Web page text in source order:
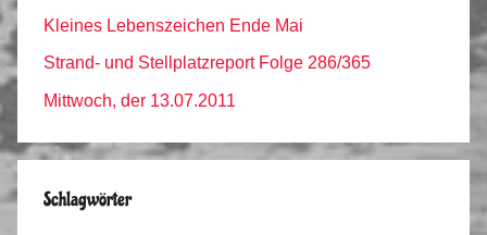
Kleines Lebenszeichen Ende Mai
Strand- und Stellplatzreport Folge 286/365
Mittwoch, der 13.07.2011
Schlagwörter